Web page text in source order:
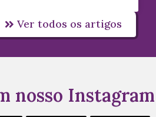
Ver todos os artigos
nosso Instagram